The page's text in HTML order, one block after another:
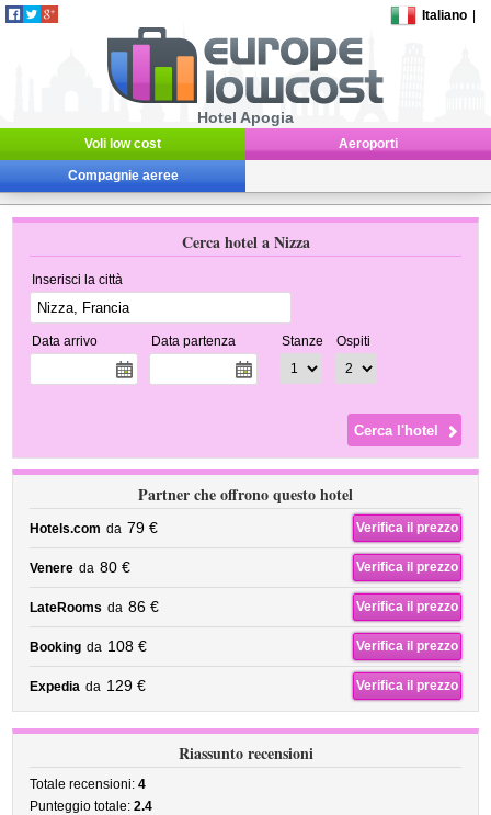
Italiano
Hotel Apogia
Voli low cost Aeroporti
Compagnie aeree
Cerca hotel a Nizza
Inserisci la città
Data arrivo Data partenza Stanze Ospiti
Partner che offrono questo hotel
Hotels.com da 79 € Verifica il prezzo
Venere da 80 € Verifica il prezzo
LateRooms da 86 € Verifica il prezzo
Booking da 108 € Verifica il prezzo
Expedia da 129 € Verifica il prezzo
Riassunto recensioni
Totale recensioni:4
Punteggio totale:2.4